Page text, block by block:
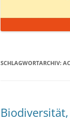
SCHLAGWORTARCHIV: